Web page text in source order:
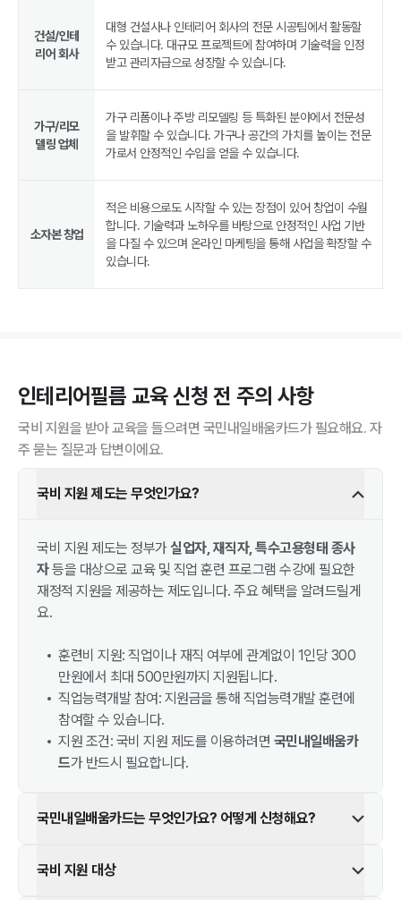
건설/인테
리어 회사
대형 건설사나 인테리어 회사의 전문 시공팀에서 활동할
수 있습니다. 대규모 프로젝트에 참여하며 기술력을 인정
받고 관리자급으로 성장할 수 있습니다.
가구/리모
델링 업체
가구 리폼이나 주방 리모델링 등 특화된 분야에서 전문성
을 발휘할 수 있습니다. 가구나 공간의 가치를 높이는 전문
가로서 안정적인 수입을 얻을 수 있습니다.
소자본 창업
적은 비용으로도 시작할 수 있는 장점이 있어 창업이 수월
합니다. 기술력과 노하우를 바탕으로 안정적인 사업 기반
을 다질 수 있으며 온라인 마케팅을 통해 사업을 확장할 수
있습니다.
인테리어필름 교육 신청 전 주의 사항
국비 지원을 받아 교육을 들으려면 국민내일배움카드가 필요해요. 자
주 묻는 질문과 답변이에요.
국비 지원 제도는 무엇인가요?
국비 지원 제도는 정부가실업자, 재직자, 특수고용형태 종사
자등을 대상으로 교육 및 직업 훈련 프로그램 수강에 필요한
재정적 지원을 제공하는 제도입니다. 주요 혜택을 알려드릴게
요.
훈련비 지원: 직업이나 재직 여부에 관계없이 1인당 300
만원에서 최대 500만원까지 지원됩니다.
직업능력개발 참여: 지원금을 통해 직업능력개발 훈련에
참여할 수 있습니다.
지원 조건: 국비 지원 제도를 이용하려면 국민내일배움카
드가 반드시 필요합니다.
국민내일배움카드는 무엇인가요? 어떻게 신청해요?
국비 지원 대상